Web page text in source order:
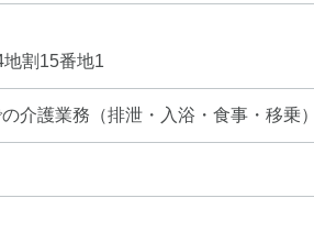
割15番地1
介護業務（排泄・入浴・食事・移乗）